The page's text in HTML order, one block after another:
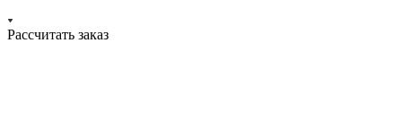
Рассчитать заказ